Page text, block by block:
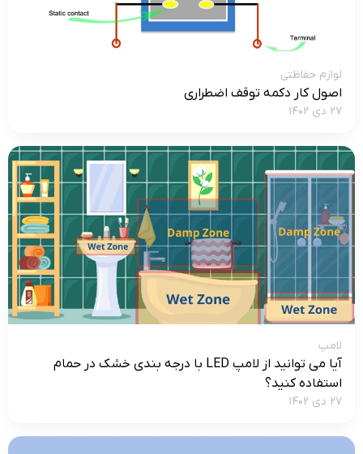
لوازم حفاظتی
اصول کار دکمه توقف اضطراری
۲۷ دی ۱۴۰۲
لامپ
آیا می توانید از لامپ LED با درجه بندی خشک در حمام
استفاده کنید؟
۲۷ دی ۱۴۰۲